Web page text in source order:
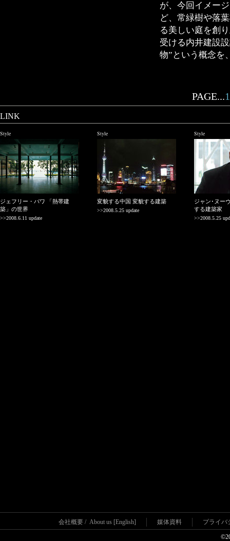
が、今回イメー
ど、常緑樹や落
る美しい庭を創
受ける内井建設
物”という概念を
PAGE...1
LINK
Style
ジェフリー・バワ 「熱帯建
築」の世界
>>2008.6.11 update
Style
変貌する中国 変貌する建築
>>2008.5.25 update
Style
ジャン･ヌー
する建築家
>>2008.5.25
会社概要 / About us [English] 媒体資料 プライバ